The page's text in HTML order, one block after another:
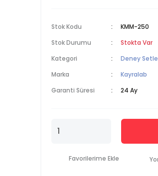
Stok Kodu
KMM-250
Stok Durumu
Stokta Var
Kategori
Deney
Marka
Kayralab
Garanti Süresi
24 Ay